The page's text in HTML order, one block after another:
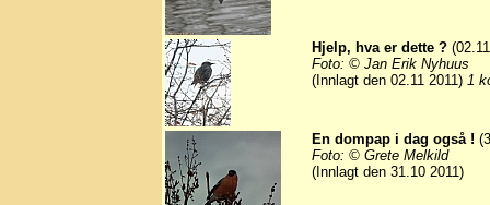
Hjelp, hva er dette ?
Foto: © Jan Erik Nyhuus
(Innlagt den 02.11 2011) 1
En dompap i dag også !
Foto: © Grete Melkild
(Innlagt den 31.10 2011)